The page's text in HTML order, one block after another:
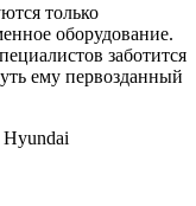
только
оборудование.
заботится
ему первозданный